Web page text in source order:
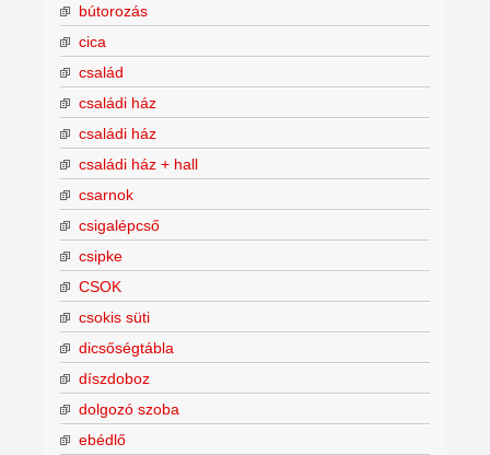
bútorozás
cica
család
családi ház
családi ház
családi ház + hall
csarnok
csigalépcső
csipke
CSOK
csokis süti
dicsőségtábla
díszdoboz
dolgozó szoba
ebédlő